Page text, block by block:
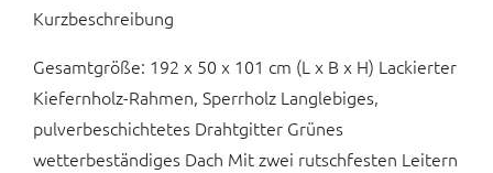
Kurzbeschreibung
Gesamtgröße: 192 x 50 x 101 cm (L x B x H) Lackierter
Kiefernholz-Rahmen, Sperrholz Langlebiges,
pulverbeschichtetes Drahtgitter Grünes
wetterbeständiges Dach Mit zwei rutschfesten Leitern